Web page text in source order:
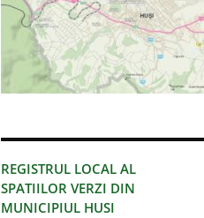
REGISTRUL LOCAL AL
SPATIILOR VERZI DIN
MUNICIPIUL HUSI